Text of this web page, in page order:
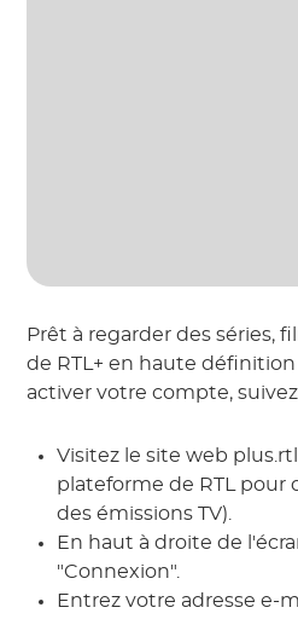
Prêt à regarder des séries,
de RTL+ en haute
activer votre compte,
Visitez le site web
plateforme de RTL pour
des émissions TV).
En haut à droite de
"Connexion".
Entrez votre adresse e-